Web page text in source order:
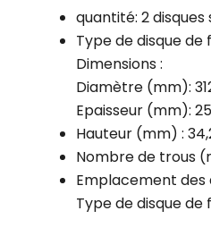
quantité: 2 disques
Type de disque de
Dimensions :
Diamètre (mm):
Epaisseur (mm):
Hauteur (mm) :
Nombre de trous
Emplacement des
Type de disque de